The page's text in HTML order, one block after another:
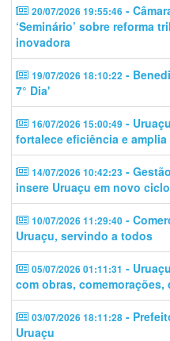
20/07/2026 19:55:46 -
‘Seminário’ sobre reforma
inovadora
19/07/2026 18:10:22 -
7° Dia'
16/07/2026 15:00:49 -
fortalece eficiência e
14/07/2026 10:42:23 -
insere Uruaçu em novo
10/07/2026 11:29:40 -
Uruaçu, servindo a todos
05/07/2026 01:11:31 -
com obras, comemorações,
03/07/2026 18:11:28 -
Uruaçu